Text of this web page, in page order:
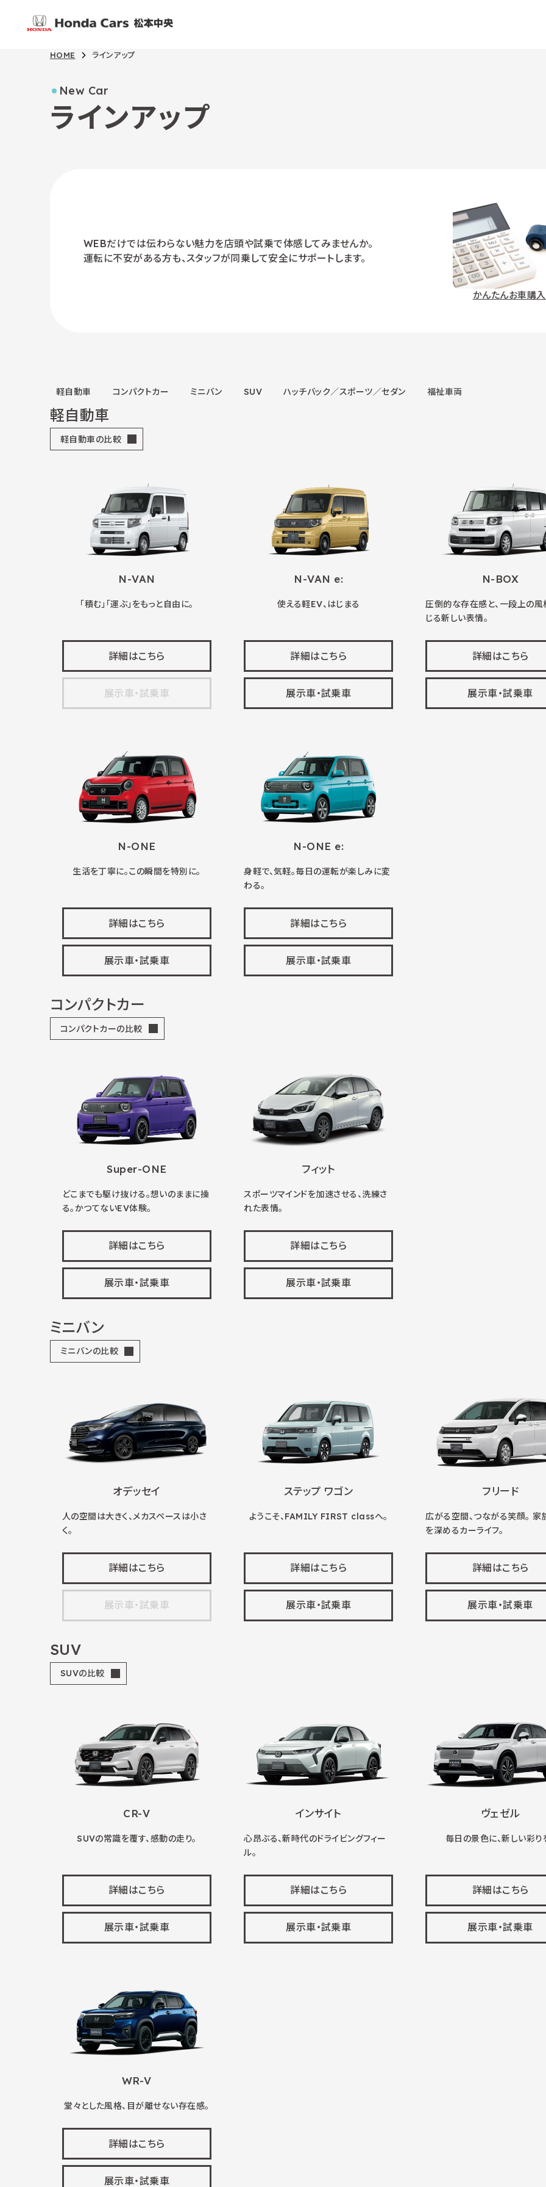
HOME ラインアップ
New Car
ラインアップ
WEBだけでは伝わらない魅力を店頭や試乗で体感してみませんか。
運転に不安がある方も、スタッフが同乗して安全にサポートします。
かんたんお車購
軽自動車 コンパクトカー ミニバン SUV ハッチバック／スポーツ／セダン 福祉車両
軽自動車
軽自動車の比較
N-VAN
「積む」「運ぶ」をもっと自由に。
詳細はこちら
展示車・試乗車
N-VAN e:
使える軽EV、はじまる
詳細はこちら
展示車・試乗車
N-BOX
圧倒的な存在感と、一段上の風
じる新しい表情。
詳細はこちら
展示車・試乗車
N-ONE
生活を丁寧に。この瞬間を特別に。
詳細はこちら
展示車・試乗車
N-ONE e:
身軽で、気軽。毎日の運転が楽しみに変
わる。
詳細はこちら
展示車・試乗車
コンパクトカー
コンパクトカーの比較
Super-ONE
どこまでも駆け抜ける。想いのままに操
る。かつてないEV体験。
詳細はこちら
展示車・試乗車
フィット
スポーツマインドを加速させる、洗練さ
れた表情。
詳細はこちら
展示車・試乗車
ミニバン
ミニバンの比較
オデッセイ
人の空間は大きく、メカスペースは小さ
く。
詳細はこちら
展示車・試乗車
ステップ ワゴン
ようこそ、FAMILY FIRST classへ。
詳細はこちら
展示車・試乗車
フリード
広がる空間、つながる笑顔。 家
を深めるカーライフ。
詳細はこちら
展示車・試乗車
SUV
SUVの比較
CR-V
SUVの常識を覆す、感動の走り。
詳細はこちら
展示車・試乗車
インサイト
心昂ぶる、新時代のドライビングフィー
ル。
詳細はこちら
展示車・試乗車
ヴェゼル
毎日の景色に、新しい彩り
詳細はこちら
展示車・試乗車
WR-V
堂々とした風格、目が離せない存在感。
詳細はこちら
展示車・試乗車